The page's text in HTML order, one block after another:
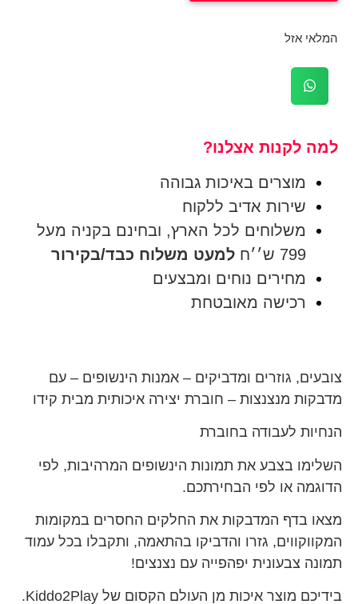
המלאי אזל
למה לקנות אצלנו?
מוצרים באיכות גבוהה
שירות אדיב ללקוח
משלוחים לכל הארץ, ובחינם בקניה מעל
799 ש׳׳ח
למעט משלוח כבד/בקירור
מחירים נוחים ומבצעים
רכישה מאובטחת
צובעים, גוזרים ומדביקים – אמנות הינשופים – עם
מדבקות מנצנצות – חוברת יצירה איכותית מבית קידו
הנחיות לעבודה בחוברת
השלימו בצבע את תמונות הינשופים המרהיבות, לפי
הדוגמה או לפי הבחירתכם.
מצאו בדף המדבקות את החלקים החסרים במקומות
המקווקווים, גזרו והדביקו בהתאמה, ותקבלו בכל עמוד
תמונה צבעונית יפהפייה עם נצנצים!
בידיכם מוצר איכות מן העולם הקסום של Kiddo2Play.